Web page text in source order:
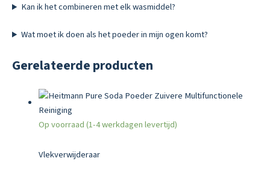
Kan ik het combineren met elk wasmiddel?
Wat moet ik doen als het poeder in mijn ogen komt?
Gerelateerde producten
Op voorraad (1-4 werkdagen levertijd)
Vlekverwijderaar